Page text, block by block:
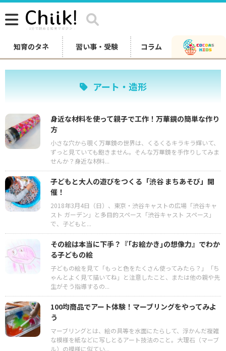
知育のタネ 習い事・受験 コラム
アート・造形
身近な材料を使って親子で工作！万華鏡の簡単な作り
方
小さな穴から覗く万華鏡の世界は、くるくるキラキラ輝いて、
ずっと見ていても飽きません。そんな万華鏡を手作りしてみま
せんか？身近な材料...
子どもと大人の遊びをつくる「渋谷 まちあそび」開
催！
2018年3月4日（日）、東京・渋谷キャストの広場「渋谷キャ
スト ガーデン」と多目的スペース「渋谷キャスト スペース」
で、子どもと...
その絵は本当に下手？『｢お絵かき｣の想像力』でわか
る子どもの絵
子どもの絵を見て「もっと色をたくさん使ってみたら？」「ち
ゃんとよく見て描いてね」と注意したこと、または他の親や先
生がそう指導するの...
100均商品でアート体験！マーブリングをやってみよ
う
マーブリングとは、絵の具等を水面にたらして、浮かんだ複雑
な模様を紙などに写しとるアート技法のこと。大理石（マーブ
ル）の模様に似てい...